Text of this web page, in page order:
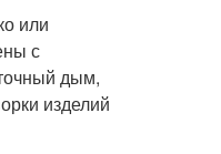
или
с
дым,
изделий